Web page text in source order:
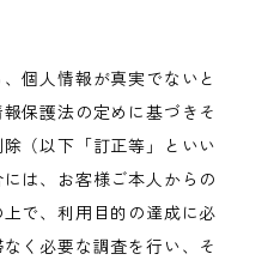
個人情報が真実でないと
保護法の定めに基づきそ
（以下「訂正等」といい
は、お客様ご本人からの
で、利用目的の達成に必
く必要な調査を行い、そ